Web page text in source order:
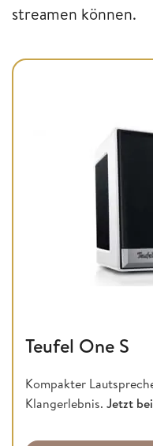
streamen können.
Teufel One S
Kompakter
Klangerlebnis. Jetzt